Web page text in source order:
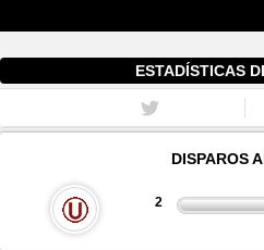
ESTADÍSTICAS
DISPAROS
2